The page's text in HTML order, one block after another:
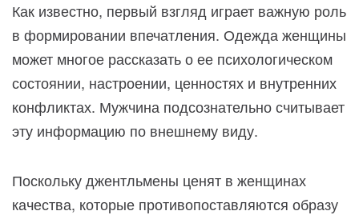
Как известно, первый взгляд играет важную роль
в формировании впечатления. Одежда женщины
может многое рассказать о ее психологическом
состоянии, настроении, ценностях и внутренних
конфликтах. Мужчина подсознательно считывает
эту информацию по внешнему виду.
Поскольку джентльмены ценят в женщинах
качества, которые противопоставляются образу